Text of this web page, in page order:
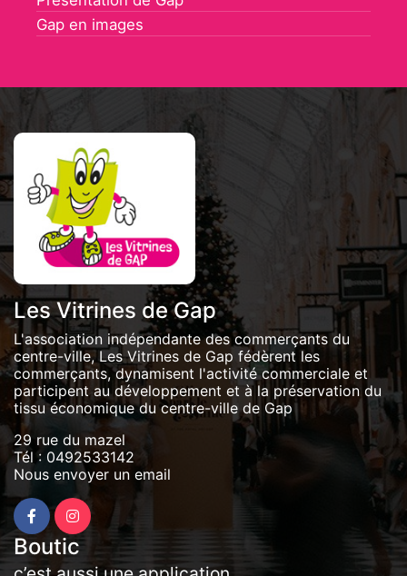
Gap en images
Les Vitrines de Gap
L'association indépendante des commerçants du
centre-ville, Les Vitrines de Gap fédèrent les
commerçants, dynamisent l'activité commerciale et
participent au développement et à la préservation du
tissu économique du centre-ville de Gap
29 rue du mazel
Tél : 0492533142
Nous envoyer un email
Boutic